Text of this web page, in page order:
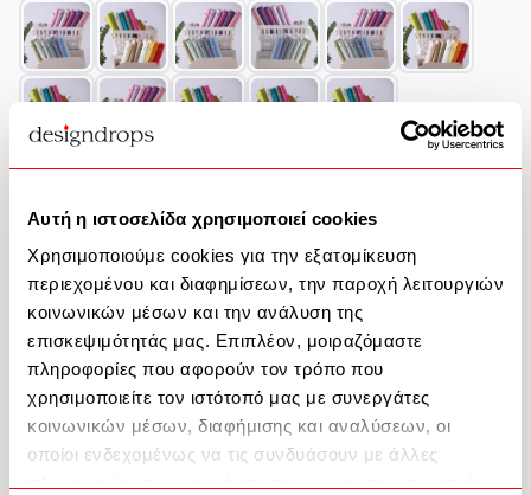
Αυτή η ιστοσελίδα χρησιμοποιεί cookies
Χρησιμοποιούμε cookies για την εξατομίκευση
περιεχομένου και διαφημίσεων, την παροχή λειτουργιών
κοινωνικών μέσων και την ανάλυση της
επισκεψιμότητάς μας. Επιπλέον, μοιραζόμαστε
πληροφορίες που αφορούν τον τρόπο που
χρησιμοποιείτε τον ιστότοπό μας με συνεργάτες
κοινωνικών μέσων, διαφήμισης και αναλύσεων, οι
οποίοι ενδεχομένως να τις συνδυάσουν με άλλες
Διαστάσεις:Ημίδιπλο
Ημίδιπλο Υπέρδιπλo
Αποστολή σε 10-15 ημέρες
Ποσότητα
Προσθήκη στο καλάθι